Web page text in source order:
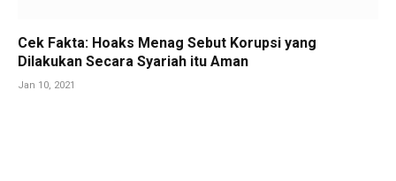
Cek Fakta: Hoaks Menag Sebut Korupsi yang
Dilakukan Secara Syariah itu Aman
Jan 10, 2021